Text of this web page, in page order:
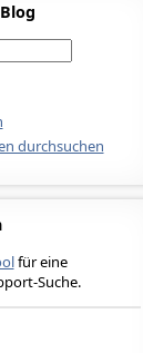
durchsuchen
für eine
Suche.